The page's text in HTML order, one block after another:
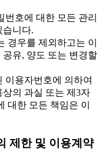
호에 대한 모든 관리
습니다.
경우를 제외하고는 이
유, 양도 또는 변경할
용자번호에 의하여
의 과실 또는 제3자
대한 모든 책임은 이
제한 및 이용계약